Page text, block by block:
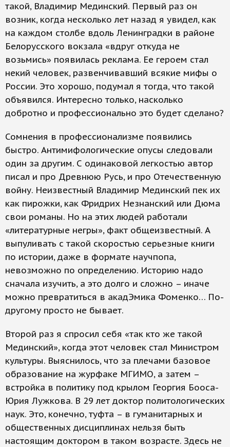
такой, Владимир Мединский. Первый раз он
возник, когда несколько лет назад я увидел, как
на каждом столбе вдоль Ленинградки в районе
Белорусского вокзала «вдруг откуда не
возьмись» появилась реклама. Ее героем стал
некий человек, развенчивавший всякие мифы о
России. Это хорошо, подумал я тогда, что такой
объявился. Интересно только, насколько
добротно и профессионально это будет сделано?
Сомнения в профессионализме появились
быстро. Антимифологические опусы следовали
один за другим. С одинаковой легкостью автор
писал и про Древнюю Русь, и про Отечественную
войну. Неизвестный Владимир Мединский пек их
как пирожки, как Фридрих Незнанский или Дюма
свои романы. Но на этих людей работали
«литературные негры», факт общеизвестный. А
выпуливать с такой скоростью серьезные книги
по истории, даже в формате научпопа,
невозможно по определению. Историю надо
сначала изучить, а это долго и сложно – иначе
можно превратиться в акадЭмика Фоменко… По-
другому просто не бывает.
Второй раз я спросил себя «так кто же такой
Мединский», когда этот человек стал Министром
культуры. Выяснилось, что за плечами базовое
образование на журфаке МГИМО, а затем –
встройка в политику под крылом Георгия Бооса-
Юрия Лужкова. В 29 лет доктор политологических
наук. Это, конечно, туфта – в гуманитарных и
общественных дисциплинах нельзя быть
настоящим доктором в таком возрасте. Здесь не